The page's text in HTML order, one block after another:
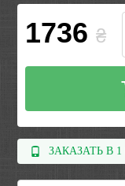
1736 ₴
ЗАКАЗАТЬ В